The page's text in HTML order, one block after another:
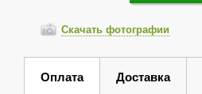
Скачать фотографии
Оплата Доставка